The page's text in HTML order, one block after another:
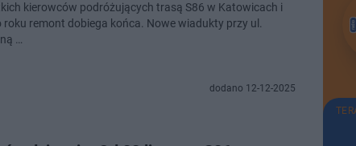
kierowców podróżujących trasą S86 w Katowicach i
remont dobiega końca. Nowe wiadukty przy ul.
…
dodano 12-12-2025